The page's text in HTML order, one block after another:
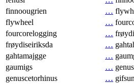
finnoougrien
…
flywheel
…
fourcorelogging
…
frøydiseiriksda
…
gahtamajgge
…
gaumigs
…
genuscetorhinus
…